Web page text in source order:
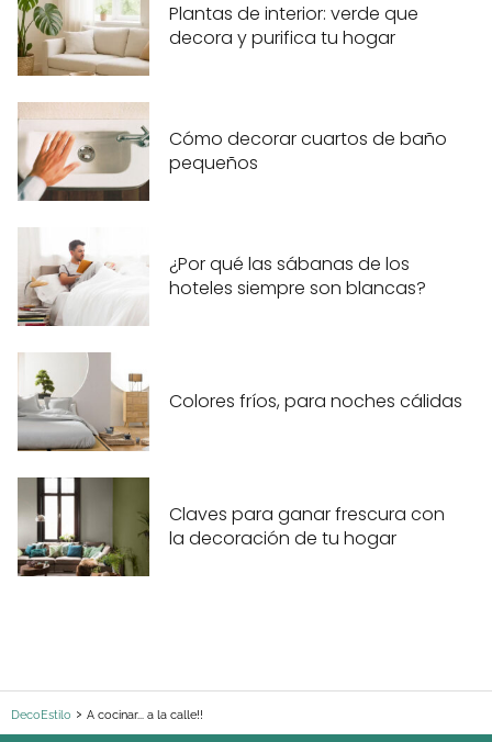
Plantas de interior: verde que
decora y purifica tu hogar
Cómo decorar cuartos de baño
pequeños
¿Por qué las sábanas de los
hoteles siempre son blancas?
Colores fríos, para noches cálidas
Claves para ganar frescura con
la decoración de tu hogar
DecoEstilo A cocinar... a la calle!!